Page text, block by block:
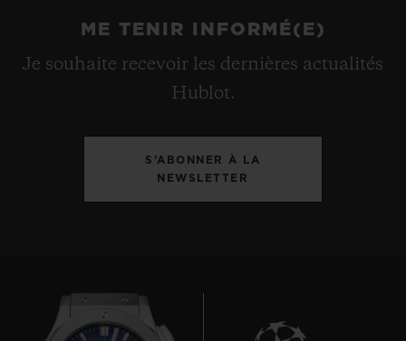
ME TENIR INFORMÉ(E)
Je souhaite recevoir les dernières actualités
Hublot.
S’ABONNER À LA
NEWSLETTER